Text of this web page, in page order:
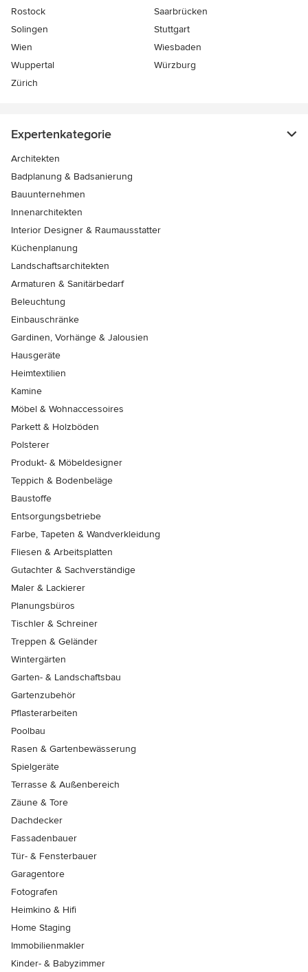
Rostock
Saarbrücken
Solingen
Stuttgart
Wien
Wiesbaden
Wuppertal
Würzburg
Zürich
Expertenkategorie
Architekten
Badplanung & Badsanierung
Bauunternehmen
Innenarchitekten
Interior Designer & Raumausstatter
Küchenplanung
Landschaftsarchitekten
Armaturen & Sanitärbedarf
Beleuchtung
Einbauschränke
Gardinen, Vorhänge & Jalousien
Hausgeräte
Heimtextilien
Kamine
Möbel & Wohnaccessoires
Parkett & Holzböden
Polsterer
Produkt- & Möbeldesigner
Teppich & Bodenbeläge
Baustoffe
Entsorgungsbetriebe
Farbe, Tapeten & Wandverkleidung
Fliesen & Arbeitsplatten
Gutachter & Sachverständige
Maler & Lackierer
Planungsbüros
Tischler & Schreiner
Treppen & Geländer
Wintergärten
Garten- & Landschaftsbau
Gartenzubehör
Pflasterarbeiten
Poolbau
Rasen & Gartenbewässerung
Spielgeräte
Terrasse & Außenbereich
Zäune & Tore
Dachdecker
Fassadenbauer
Tür- & Fensterbauer
Garagentore
Fotografen
Heimkino & Hifi
Home Staging
Immobilienmakler
Kinder- & Babyzimmer